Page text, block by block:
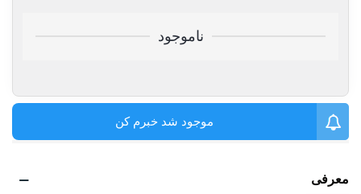
ناموجود
موجود شد خبرم کن
معرفی